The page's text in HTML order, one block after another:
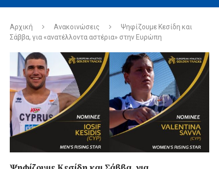
Αρχική Ανακοινώσεις
Ψηφίζουμε Κεσίδη και
Σάββα, για «ανατέλλοντα αστέρια» στην Ευρώπη